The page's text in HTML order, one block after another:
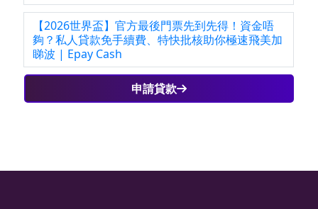
【2026世界盃】官方最後門票先到先得！資金唔
夠？私人貸款免手續費、特快批核助你極速飛美加
睇波 | Epay Cash
申請貸款